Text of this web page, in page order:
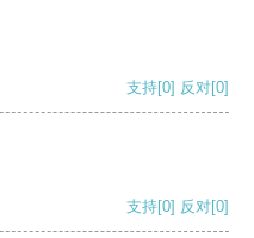
支持[0] 反对[0]
支持[0] 反对[0]